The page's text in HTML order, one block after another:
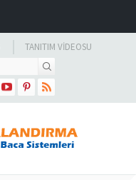
TANITIM VIDEOSU